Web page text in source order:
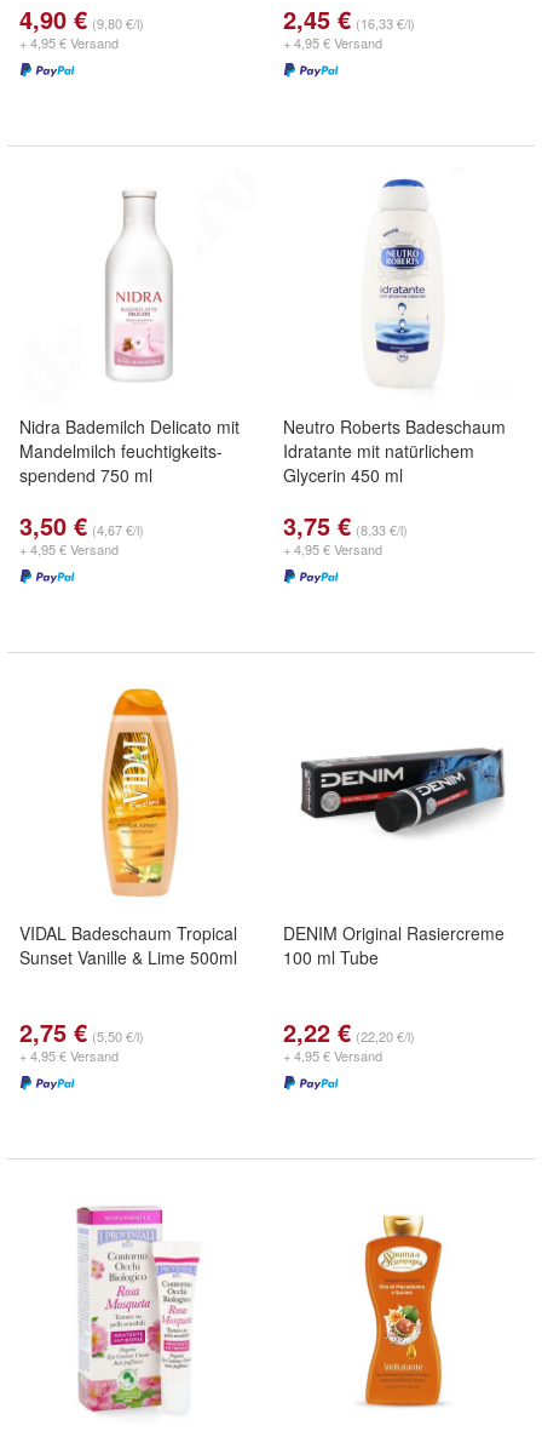
4,90 € (9,80 €/l)
+ 4,95 € Versand
2,45 € (16,33 €/l)
+ 4,95 € Versand
Nidra Bademilch Delicato mit
Mandelmilch feuchtigkeits-
spendend 750 ml
3,50 € (4,67 €/l)
+ 4,95 € Versand
Neutro Roberts Badeschaum
Idratante mit natürlichem
Glycerin 450 ml
3,75 € (8,33 €/l)
+ 4,95 € Versand
VIDAL Badeschaum Tropical
Sunset Vanille & Lime 500ml
2,75 € (5,50 €/l)
+ 4,95 € Versand
DENIM Original Rasiercreme
100 ml Tube
2,22 € (22,20 €/l)
+ 4,95 € Versand